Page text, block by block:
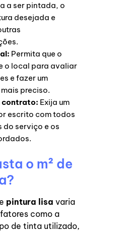
a ser pintada, o
desejada e
Permita que o
o local para avaliar
e fazer um
preciso.
contrato: Exija um
escrito com todos
do serviço e os
o m² de
pintura lisa varia
como a
de tinta utilizado,